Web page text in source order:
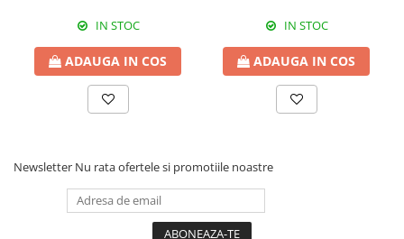
IN STOC
ADAUGA IN COS
IN STOC
ADAUGA IN COS
Newsletter Nu rata ofertele si promotiile noastre